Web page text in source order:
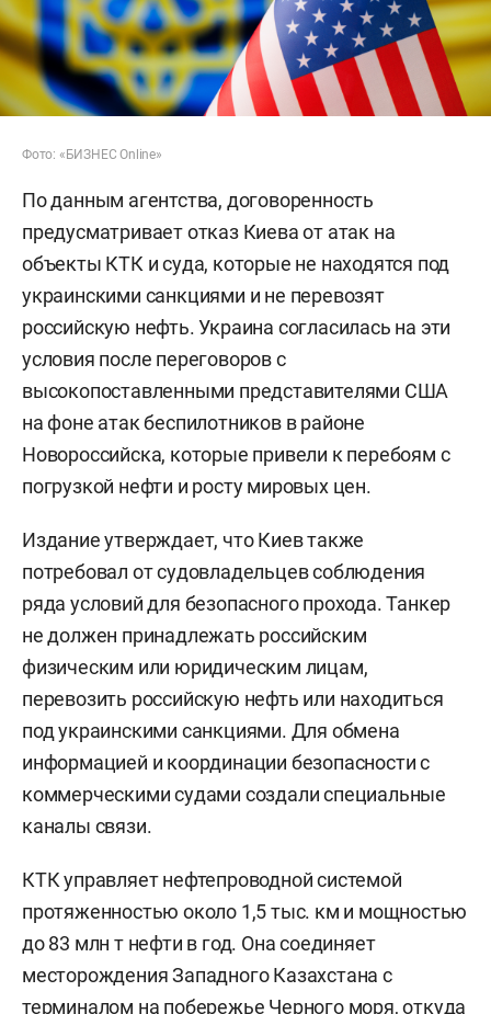
Фото: «БИЗНЕС Online»
По данным агентства, договоренность
предусматривает отказ Киева от атак на
объекты КТК и суда, которые не находятся под
украинскими санкциями и не перевозят
российскую нефть. Украина согласилась на эти
условия после переговоров с
высокопоставленными представителями США
на фоне атак беспилотников в районе
Новороссийска, которые привели к перебоям с
погрузкой нефти и росту мировых цен.
Издание утверждает, что Киев также
потребовал от судовладельцев соблюдения
ряда условий для безопасного прохода. Танкер
не должен принадлежать российским
физическим или юридическим лицам,
перевозить российскую нефть или находиться
под украинскими санкциями. Для обмена
информацией и координации безопасности с
коммерческими судами создали специальные
каналы связи.
КТК управляет нефтепроводной системой
протяженностью около 1,5 тыс. км и мощностью
до 83 млн т нефти в год. Она соединяет
месторождения Западного Казахстана с
терминалом на побережье Черного моря, откуда